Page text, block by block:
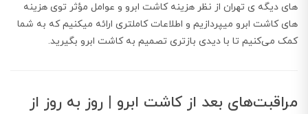
های دیگه ی تهران از نظر هزینه کاشت ابرو و عوامل مؤثر توی هزینه
های کاشت ابرو میپردازیم و اطلاعات کاملتری ارائه میکنیم که به شما
کمک می‌کنیم تا با دیدی بازتری تصمیم به کاشت ابرو بگیرید.
مراقبت‌های بعد از کاشت ابرو | روز به روز از